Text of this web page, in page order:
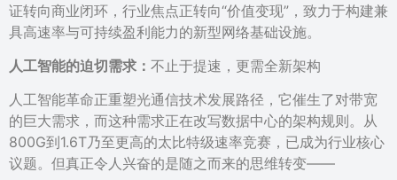
证转向商业闭环，行业焦点正转向“价值变现”，致力于构建兼
具高速率与可持续盈利能力的新型网络基础设施。
人工智能的迫切需求： 不止于提速，更需全新架构
人工智能革命正重塑光通信技术发展路径，它催生了对带宽
的巨大需求，而这种需求正在改写数据中心的架构规则。从
800G到1.6T乃至更高的太比特级速率竞赛，已成为行业核心
议题。但真正令人兴奋的是随之而来的思维转变——